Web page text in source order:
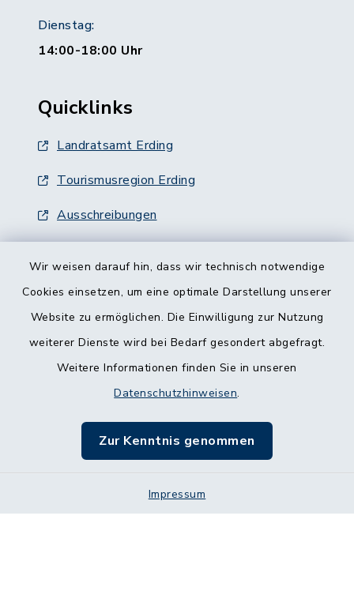
Wir weisen darauf hin, dass wir technisch notwendige
Cookies einsetzen, um eine optimale Darstellung unserer
Website zu ermöglichen. Die Einwilligung zur Nutzung
weiterer Dienste wird bei Bedarf gesondert abgefragt.
Weitere Informationen finden Sie in unseren
Datenschutzhinweisen.
Zur Kenntnis genommen
Impressum
Dienstag:
14:00-18:00 Uhr
Quicklinks
Landratsamt Erding
Tourismusregion Erding
Ausschreibungen
Barrierefreiheit
Impressum
Sitemap